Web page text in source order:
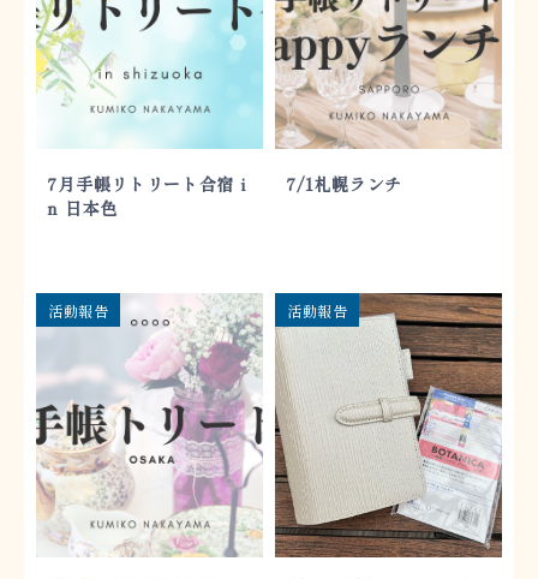
7月手帳リトリート合宿 i
n 日本色
7/1札幌ランチ
活動報告 活動報告